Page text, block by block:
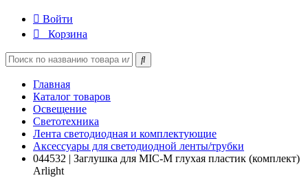
Войти
Корзина
Главная
Каталог товаров
Освещение
Светотехника
Лента светодиодная и комплектующие
Аксессуары для светодиодной ленты/трубки
044532 | Заглушка для MIC-M глухая пластик (комплект)
Arlight